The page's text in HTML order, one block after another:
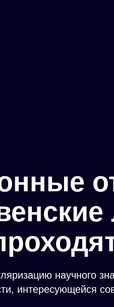
научного
интересующейся